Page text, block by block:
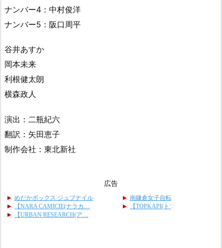
ナンバー4：中村俊洋
ナンバー5：阪口周平
谷井あすか
岡本未来
利根健太朗
横森政人
演出：二瓶紀六
翻訳：矢田恵子
制作会社：東北新社
広告